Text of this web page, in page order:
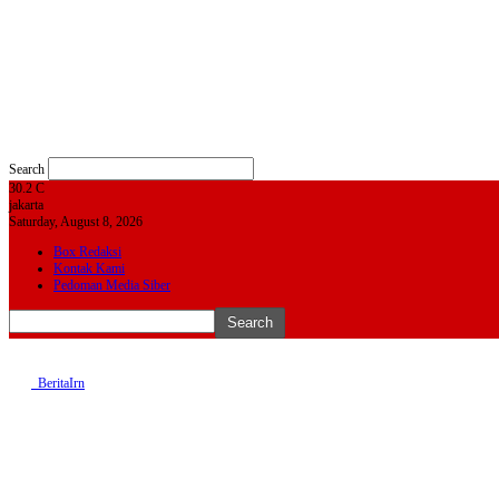
Search
30.2 C
jakarta
Saturday, August 8, 2026
Box Redaksi
Kontak Kami
Pedoman Media Siber
BeritaIrn